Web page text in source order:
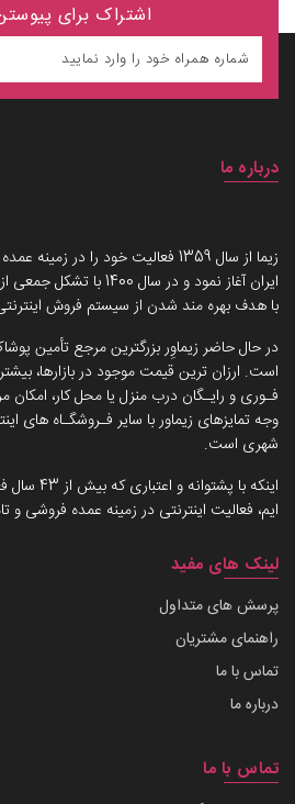
اشتراک برای
درباره ما
زیما از سال 1359 فعالیت خود را در
ایران آغاز نمود و در سال
با هدف بهره مند شدن از سیستم فروش
در حال حاضر زیماوِر بزرگترین مرجع تأمین
است. ارزان ترین قیمت موجود در بازارها،
وجه تمایزهای زیماور با سایر فـروشگـاه های
شهری است.
اینکه با
ایم، فعالیت اینترنتی در زمینه عمده فروشی و
لینک های مفید
پرسش های متداول
راهنمای مشتریان
تماس با ما
درباره ما
تماس با ما